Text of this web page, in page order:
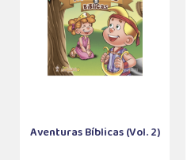
Aventuras Bíblicas (Vol. 2)